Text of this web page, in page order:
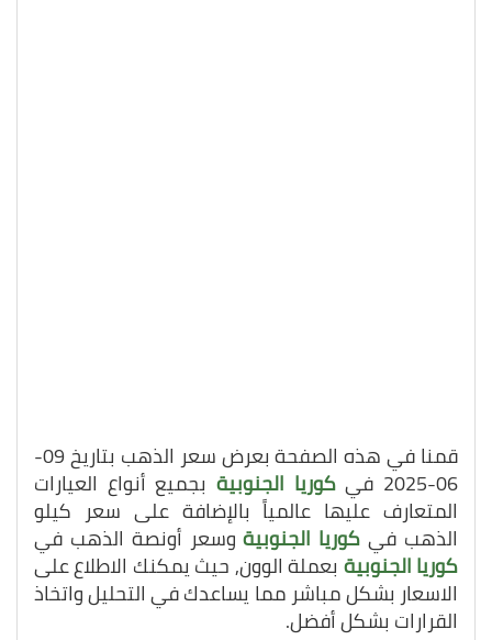
قمنا في هذه الصفحة بعرض سعر الذهب بتاريخ 09-
06-2025 في كوريا الجنوبية بجميع أنواع العيارات
المتعارف عليها عالمياً بالإضافة على سعر كيلو
الذهب في كوريا الجنوبيةوسعر أونصة الذهب في
كوريا الجنوبية بعملة الوون, حيث يمكنك الاطلاع على
الاسعار بشكل مباشر مما يساعدك في التحليل واتخاذ
القرارات بشكل أفضل.